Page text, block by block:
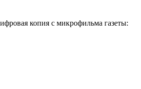
копия с микрофильма газеты: